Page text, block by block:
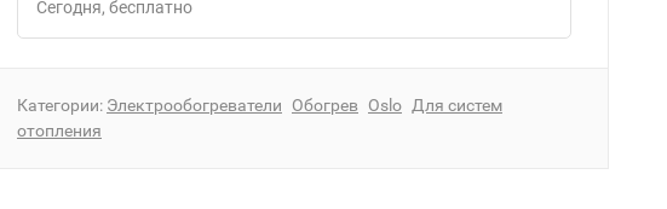
Сегодня
Бесплатно
Категории: Электрообогреватели Обогрев Oslo Для систем
отопления